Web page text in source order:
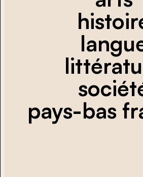
pays-bas